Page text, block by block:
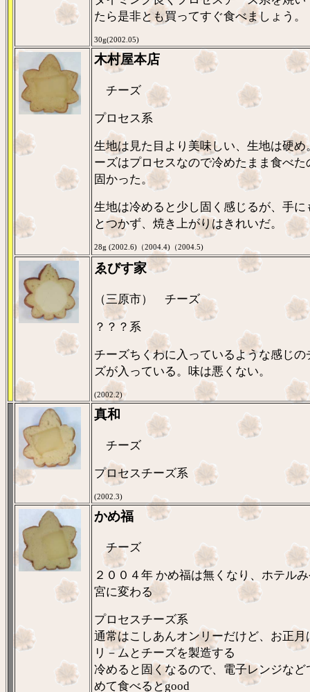
たら是非とも買ってすぐ食べましょう。
30g(2002.05)
木村屋本店
チーズ
プロセス系
生地は見た目より美味しい、生地は硬め
ーズはプロセスなので冷めたまま食べた
固かった。
生地は冷めると少し固く感じるが、手に
とつかず、焼き上がりはきれいだ。
28g (2002.6)（2004.4)（2004.5)
ゑびす家
（三原市） チーズ
？？？系
チーズちくわに入っているような感じの
ズが入っている。味は悪くない。
(2002.2)
真和
チーズ
プロセスチーズ系
(2002.3)
かめ福
チーズ
２００４年 かめ福は無くなり、ホテル
宮に変わる
プロセスチーズ系
通常はこしあんオンリーだけど、お正月
リ－ムとチーズを製造する
冷めると固くなるので、電子レンジなど
めて食べるとgood